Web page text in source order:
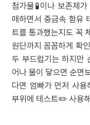
첨가물🧪이나 보존제
매하면서 중금속 함유
트를 통과했는지도 꼭
원단까지 꼼꼼하게 확
두 부드럽기는 하지만
어나 물이 닿으면 순면
다면 엄빠가 먼저 사
부위에 테스트✏️ 사용